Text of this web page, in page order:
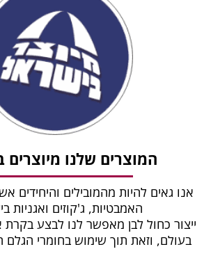
המוצרים שלנו מיוצרים
אנו גאים להיות מהמובילים והיחידים
האמבטיות, ג'קוזים ואגניות
ייצור כחול לבן מאפשר לנו לבצע בקרת
בעולם, וזאת תוך שימוש בחומרי הגלם